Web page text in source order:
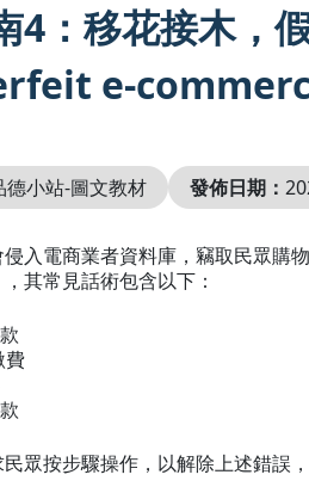
4：移花接木
e-
德小站-圖文教材 發佈日期：
入電商業者資料庫，竊取民眾購
其常見話術包含以下：
費
眾按步驟操作，以解除上述錯誤